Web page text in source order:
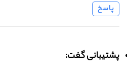
پاسخ
پشتیبانی گفت: